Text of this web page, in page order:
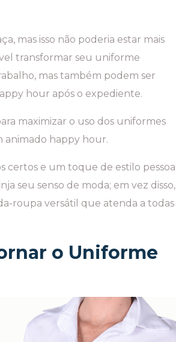
mas isso não poderia estar mais
transformar seu uniforme
mas também podem ser
hour após o expediente.
maximizar o uso dos uniformes
animado happy hour.
certos e um toque de estilo pessoal
seu senso de moda; em vez disso,
roupa versátil que atenda a todas
o Uniforme